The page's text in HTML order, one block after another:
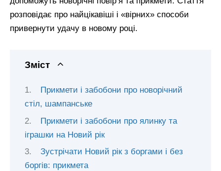
розповідає про найцікавіші і «вірних» способи
привернути удачу в новому році.
Зміст
Прикмети і забобони про новорічний
стіл, шампанське
Прикмети і забобони про ялинку та
іграшки на Новий рік
Зустрічати Новий рік з боргами і без
боргів: прикмета